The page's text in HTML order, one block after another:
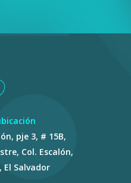
pje 3, # 15B,
Col. Escalón,
El Salvador